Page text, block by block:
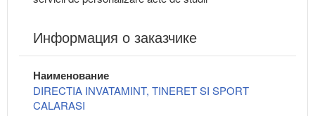
Информация о заказчике
Наименование
DIRECTIA INVATAMINT, TINERET SI SPORT
CALARASI